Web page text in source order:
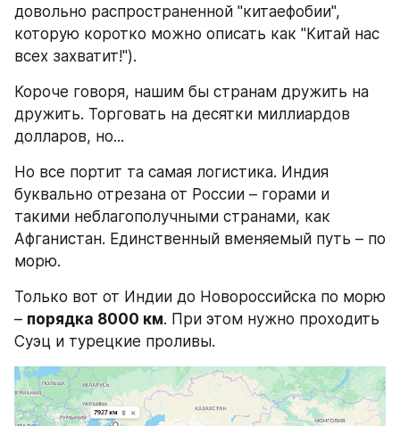
довольно распространенной "китаефобии",
которую коротко можно описать как "Китай нас
всех захватит!").
Короче говоря, нашим бы странам дружить на
дружить. Торговать на десятки миллиардов
долларов, но...
Но все портит та самая логистика. Индия
буквально отрезана от России – горами и
такими неблагополучными странами, как
Афганистан. Единственный вменяемый путь – по
морю.
Только вот от Индии до Новороссийска по морю
– порядка 8000 км. При этом нужно проходить
Суэц и турецкие проливы.